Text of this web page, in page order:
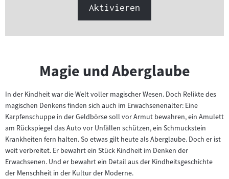
Aktivieren
Magie und Aberglaube
In der Kindheit war die Welt voller magischer Wesen. Doch Relikte des
magischen Denkens finden sich auch im Erwachsenenalter: Eine
Karpfenschuppe in der Geldbörse soll vor Armut bewahren, ein Amulett
am Rückspiegel das Auto vor Unfällen schützen, ein Schmuckstein
Krankheiten fern halten. So etwas gilt heute als Aberglaube. Doch er ist
weit verbreitet. Er bewahrt ein Stück Kindheit im Denken der
Erwachsenen. Und er bewahrt ein Detail aus der Kindheitsgeschichte
der Menschheit in der Kultur der Moderne.